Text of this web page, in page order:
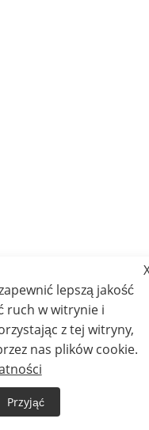
lepszą jakość
ruch w witrynie i
z tej witryny,
nas plików cookie.
Przyjąć